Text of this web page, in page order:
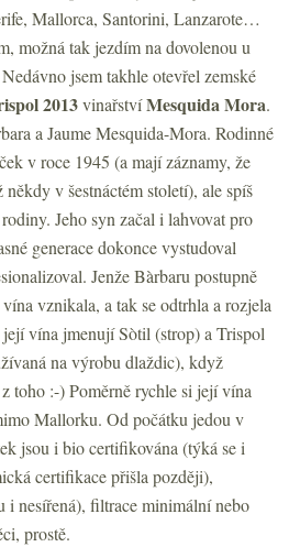
Mallorca, Santorini, Lanzarote…
možná tak jezdím na dovolenou u
jsem takhle otevřel zemské
2013vinařstvíMesquida Mora.
a Jaume Mesquida-Mora. Rodinné
v roce 1945 (a mají záznamy, že
v šestnáctém století), ale spíš
Jeho syn začal i lahvovat pro
generace dokonce vystudoval
Jenže Bàrbaru postupně
vznikala, a tak se odtrhla a rozjela
vína jmenují Sòtil (strop) a Trispol
na výrobu dlaždic), když
toho :-) Poměrně rychle si její vína
Mallorku. Od počátku jedou v
jsou i bio certifikována (týká se i
certifikace přišla později),
nesířená), filtrace minimální nebo
prostě.